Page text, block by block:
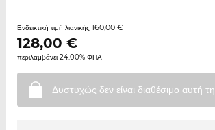
Ενδεικτική τιμή λιανικής 160,00 €
128,00 €
περιλαμβάνει 24.00% ΦΠΑ
Δυστυχώς δεν είναι διαθέσιμο αυτή τη